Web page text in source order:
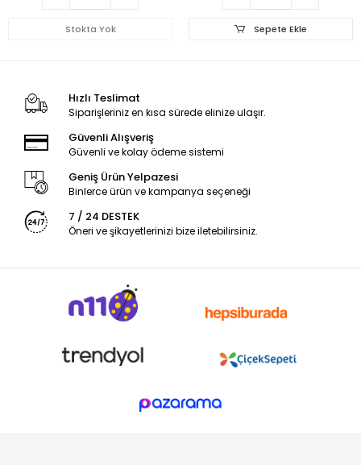
Stokta Yok Sepete Ekle
Hızlı Teslimat
Siparişleriniz en kısa sürede elinize ulaşır.
Güvenli Alışveriş
Güvenli ve kolay ödeme sistemi
Geniş Ürün Yelpazesi
Binlerce ürün ve kampanya seçeneği
7 / 24 DESTEK
Öneri ve şikayetlerinizi bize iletebilirsiniz.